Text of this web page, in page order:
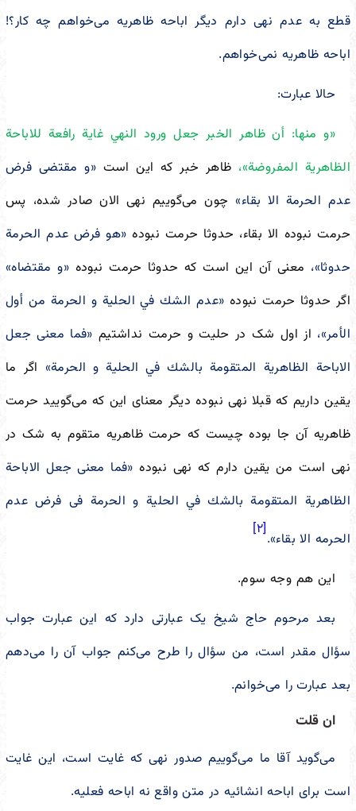
قطع به عدم نهی دارم دیگر اباحه ظاهریه می‌خواهم چه کار؟!
اباحه ظاهریه نمی‌خواهم.
حالا عبارت:
«و منها: أن ظاهر الخبر جعل ورود النهي غاية رافعة للاباحة
الظاهرية المفروضة»، ظاهر خبر که این است «و مقتضى فرض
عدم الحرمة الا بقاء»چون می‌گوییم نهی الان صادر شده، پس
حرمت نبوده الا بقاء، حدوثا حرمت نبوده «هو فرض عدم الحرمة
حدوثا»، معنی آن این است که حدوثا حرمت نبوده «و مقتضاه»
اگر حدوثا حرمت نبوده «عدم الشك في الحلية و الحرمة من أول
الأمر»، از اول شک در حلیت و حرمت نداشتیم «فما معنى جعل
الاباحة الظاهرية المتقومة بالشك في الحلية و الحرمة» اگر ما
یقین داریم که قبلا نهی نبوده دیگر معنای این که می‌گویید حرمت
ظاهریه آن جا بوده چیست که حرمت ظاهریه متقوم به شک در
نهی است من یقین دارم که نهی نبوده «فما معنى جعل الاباحة
الظاهرية المتقومة بالشك في الحلية و الحرمة فی فرض عدم
الحرمه الا بقاء».
[۲]
این هم وجه سوم.
بعد مرحوم حاج شیخ یک عبارتی دارد که این عبارت جواب
سؤال مقدر است، من سؤال را طرح می‌کنم جواب آن را می‌دهم
بعد عبارت را می‌خوانم.
ان قلت
می‌گوید آقا ما می‌گوییم صدور نهی که غایت است، این غایت
است برای اباحه انشائیه در متن واقع نه اباحه فعلیه.